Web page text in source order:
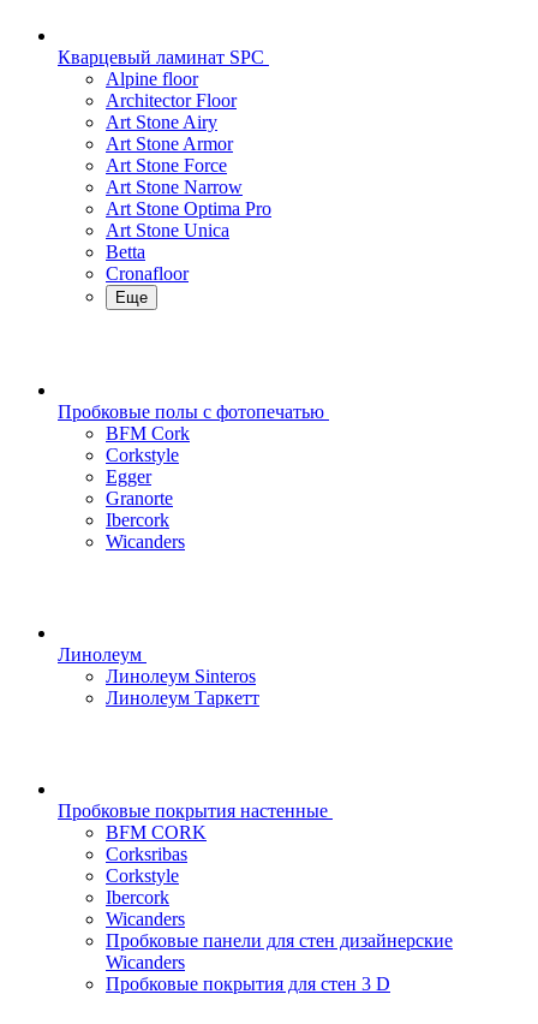
Кварцевый ламинат SPC
Alpine floor
Architector Floor
Art Stone Airy
Art Stone Armor
Art Stone Force
Art Stone Narrow
Art Stone Optima Pro
Art Stone Unica
Betta
Cronafloor
Еще
Пробковые полы с фотопечатью
BFM Cork
Corkstyle
Egger
Granorte
Ibercork
Wicanders
Линолеум
Линолеум Sinteros
Линолеум Таркетт
Пробковые покрытия настенные
BFM CORK
Corksribas
Corkstyle
Ibercork
Wicanders
Пробковые панели для стен дизайнерские
Wicanders
Пробковые покрытия для стен 3 D